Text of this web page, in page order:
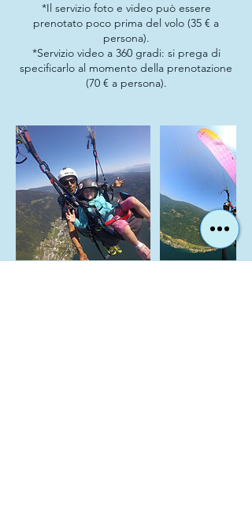
*Il servizio foto e video può essere
prenotato poco prima del volo (35 € a
persona).
*Servizio video a 360 gradi: si prega di
specificarlo al momento della prenotazione
(70 € a persona).